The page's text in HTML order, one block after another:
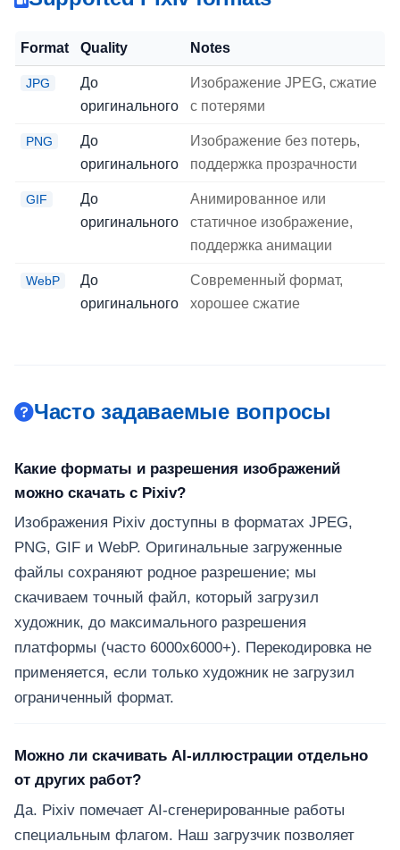
Format Quality Notes
JPG
До
оригинального
Изображение JPEG, сжатие
с потерями
PNG
До
оригинального
Изображение без потерь,
поддержка прозрачности
GIF
До
оригинального
Анимированное или
статичное изображение,
поддержка анимации
WebP
До
оригинального
Современный формат,
хорошее сжатие
Часто задаваемые вопросы
Какие форматы и разрешения изображений
можно скачать с Pixiv?
Изображения Pixiv доступны в форматах JPEG,
PNG, GIF и WebP. Оригинальные загруженные
файлы сохраняют родное разрешение; мы
скачиваем точный файл, который загрузил
художник, до максимального разрешения
платформы (часто 6000x6000+). Перекодировка не
применяется, если только художник не загрузил
ограниченный формат.
Можно ли скачивать AI-иллюстрации отдельно
от других работ?
Да. Pixiv помечает AI-сгенерированные работы
специальным флагом. Наш загрузчик позволяет